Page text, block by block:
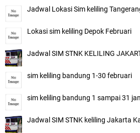
Jadwal Lokasi Sim keliling
Lokasi sim keliling Depok Februari
Jadwal SIM STNK KELILING
sim keliling bandung 1-30 februari
sim keliling bandung 1 sampai 31
Jadwal SIM STNK keliling Jakarta